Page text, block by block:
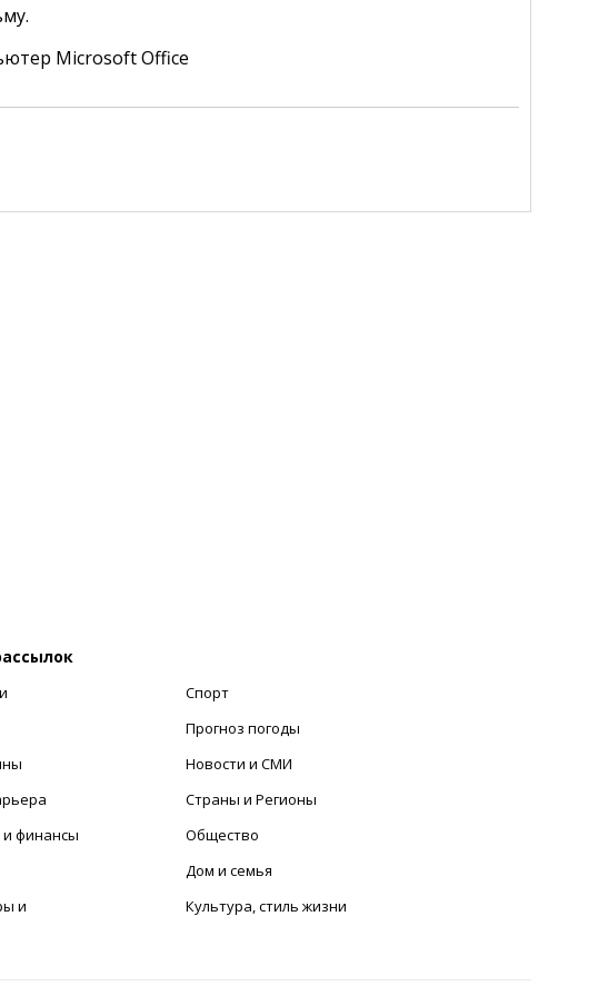
Microsoft Office
финансы
и
Спорт
Прогноз погоды
Новости и СМИ
Страны и Регионы
Общество
Дом и семья
Культура, стиль жизни